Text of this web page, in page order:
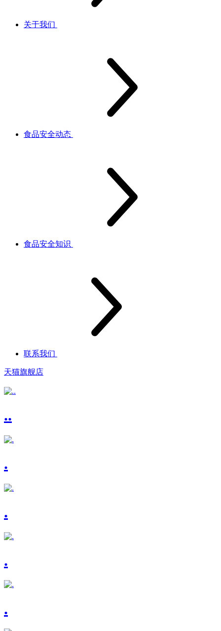
关于我们
食品安全动态
食品安全知识
联系我们
天猫旗舰店
..
.
.
.
.